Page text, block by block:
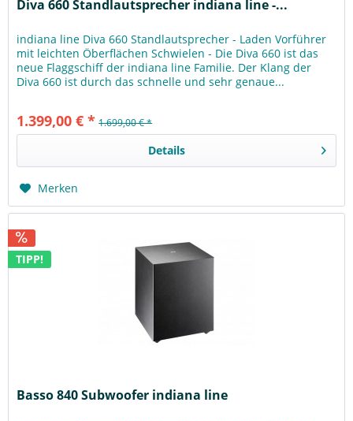
Diva 660 Standlautsprecher indiana line -...
indiana line Diva 660 Standlautsprecher - Laden Vorführer
mit leichten Öberflächen Schwielen - Die Diva 660 ist das
neue Flaggschiff der indiana line Familie. Der Klang der
Diva 660 ist durch das schnelle und sehr genaue...
1.399,00 € * 1.699,00 € *
Details
Merken
TIPP!
Basso 840 Subwoofer indiana line